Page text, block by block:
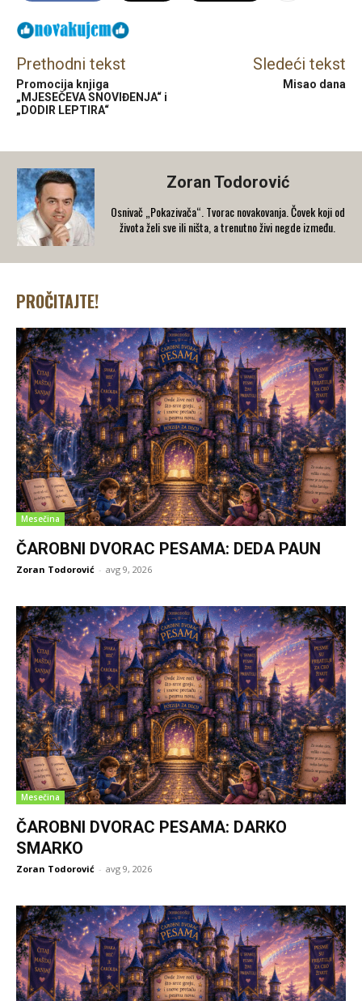
Prethodni tekst
Promocija knjiga
„MJESEČEVA SNOVIĐENJA“ i
„DODIR LEPTIRA“
Sledeći tekst
Misao dana
Zoran Todorović
Osnivač „Pokazivača“. Tvorac novakovanja. Čovek koji od
života želi sve ili ništa, a trenutno živi negde između.
PROČITAJTE!
Mesečina
ČAROBNI DVORAC PESAMA: DEDA PAUN
Zoran Todorović - avg 9, 2026
Mesečina
ČAROBNI DVORAC PESAMA: DARKO
SMARKO
Zoran Todorović - avg 9, 2026